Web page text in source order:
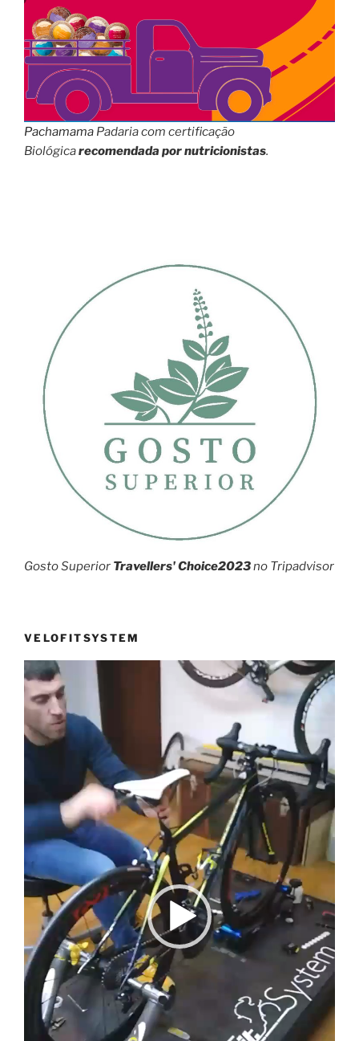
Pachamama Padaria com certificação
Biológicarecomendada por nutricionistas.
Gosto Superior Travellers' Choice2023no Tripadvisor
VELOFITSYSTEM
Reprodutor
de
vídeo